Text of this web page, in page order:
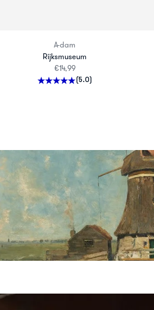
A-dam
Rijksmuseum
Aanbiedingsprijs
€14,99
(5.0)